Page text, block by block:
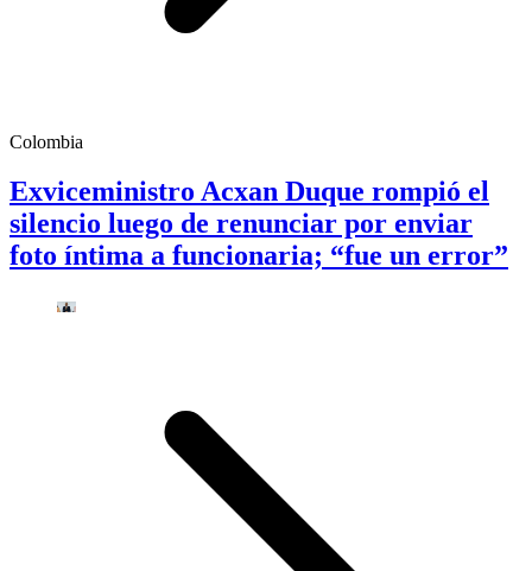
Colombia
Exviceministro Acxan Duque rompió el
silencio luego de renunciar por enviar
foto íntima a funcionaria; “fue un error”